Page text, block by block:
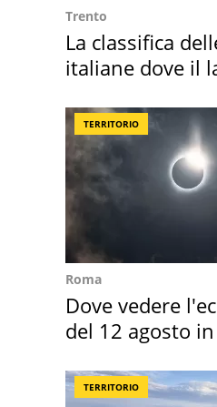
Trento
La classifica
italiane dove il
TERRITORIO
Roma
Dove vedere
del 12 agosto
TERRITORIO